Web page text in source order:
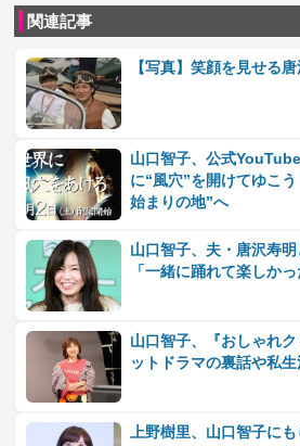
関連記事
【写真】笑顔を見せる
山口智子、公式
に“風穴”を開けてゆこ
始まりの地”へ
山口智子、夫・唐沢寿
「一緒に踊れて楽しかっ
山口智子、『おしゃれ
ットドラマの裏話や私
上野樹里、山口智子に